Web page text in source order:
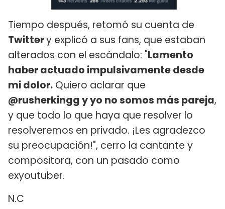
Tiempo después, retomó su cuenta de
Twittery explicó a sus fans, que estaban
alterados con el escándalo: "Lamento
haber actuado impulsivamente desde
mi dolor. Quiero aclarar que
@rusherkingg y yo no somos más pareja,
y que todo lo que haya que resolver lo
resolveremos en privado. ¡Les agradezco
su preocupación!", cerro la cantante y
compositora, con un pasado como
exyoutuber.
N.C